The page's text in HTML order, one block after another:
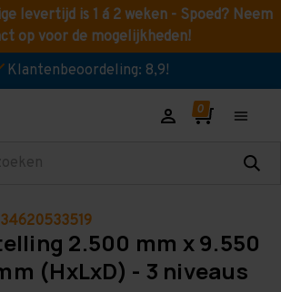
levertijd is 1 á 2 weken - Spoed? Neem
op voor de mogelijkheden!
Klantenbeoordeling: 8,9!
2.500 mm x 9.550
(HxLxD) - 3 niveaus